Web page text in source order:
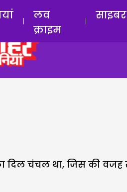
लव
क्राइम
साइबर
दिल चंचल था, जिस की वजह